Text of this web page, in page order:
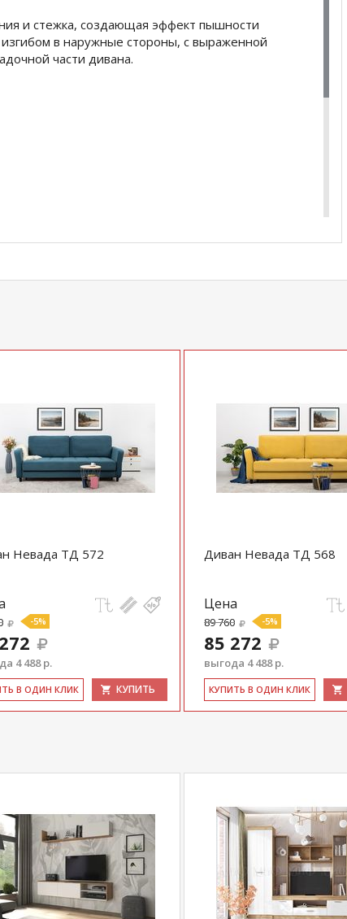
и стежка, создающая эффект пышности
в наружные стороны, с выраженной
части дивана.
Невада ТД 572
-5%
4 488 р.
В ОДИН КЛИК КУПИТЬ
Диван Невада ТД 568
Цена
89 760 -5%
85 272
выгода 4 488 р.
КУ­ПИТЬ В ОДИН КЛИК